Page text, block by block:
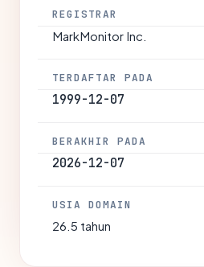
REGISTRAR
MarkMonitor Inc.
TERDAFTAR PADA
1999-12-07
BERAKHIR PADA
2026-12-07
USIA DOMAIN
26.5 tahun